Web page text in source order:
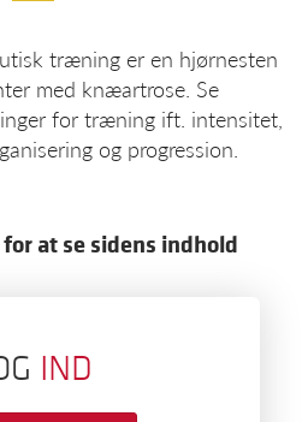
træning er en hjørnesten
med knæartrose. Se
for træning ift. intensitet,
og progression.
at se sidens indhold
IND